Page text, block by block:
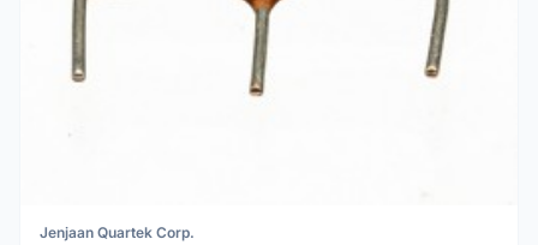
Jenjaan Quartek Corp.